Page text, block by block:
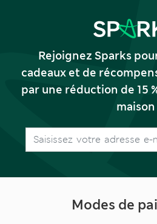
Rejoignez Sparks
cadeaux et de
par une réduction de 15
maison
Modes de